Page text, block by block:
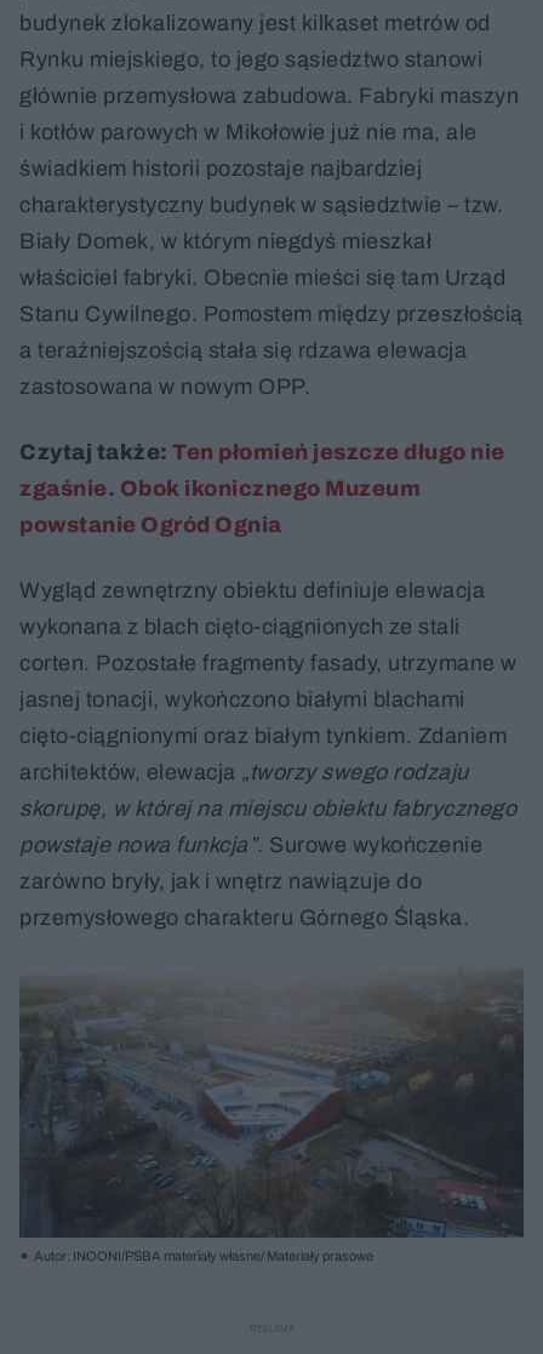
budynek zlokalizowany jest kilkaset metrów od
Rynku miejskiego, to jego sąsiedztwo stanowi
głównie przemysłowa zabudowa. Fabryki maszyn
i kotłów parowych w Mikołowie już nie ma, ale
świadkiem historii pozostaje najbardziej
charakterystyczny budynek w sąsiedztwie – tzw.
Biały Domek, w którym niegdyś mieszkał
właściciel fabryki. Obecnie mieści się tam Urząd
Stanu Cywilnego. Pomostem między przeszłością
a teraźniejszością stała się rdzawa elewacja
zastosowana w nowym OPP.
Czytaj także: Ten płomień jeszcze długo nie
zgaśnie. Obok ikonicznego Muzeum
powstanie Ogród Ognia
Wygląd zewnętrzny obiektu definiuje elewacja
wykonana z blach cięto-ciągnionych ze stali
corten. Pozostałe fragmenty fasady, utrzymane w
jasnej tonacji, wykończono białymi blachami
cięto-ciągnionymi oraz białym tynkiem. Zdaniem
architektów, elewacja „tworzy swego rodzaju
skorupę, w której na miejscu obiektu fabrycznego
powstaje nowa funkcja”. Surowe wykończenie
zarówno bryły, jak i wnętrz nawiązuje do
przemysłowego charakteru Górnego Śląska.
Autor: INOONI/PSBA materiały własne/ Materiały prasowe